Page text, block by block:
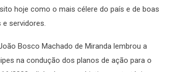
hoje como o mais célere do país e de boas
servidores.
Bosco Machado de Miranda lembrou a
na condução dos planos de ação para o